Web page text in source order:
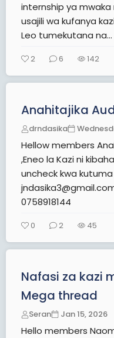
internship ya
usajili wa kufanya
Leo tumekutana na...
2 6 142
Anahitajika
drndasika
Hellow members
,Eneo la Kazi ni
uncheck kwa
0758918144
0 2 45
Nafasi za kazi
Mega thread
Seran Jan 15, 2026
Hello members